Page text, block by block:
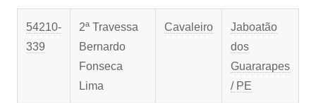
54210-
339
2ª Travessa
Bernardo
Fonseca
Lima
Cavaleiro
Jaboatão
dos
Guararapes
/ PE